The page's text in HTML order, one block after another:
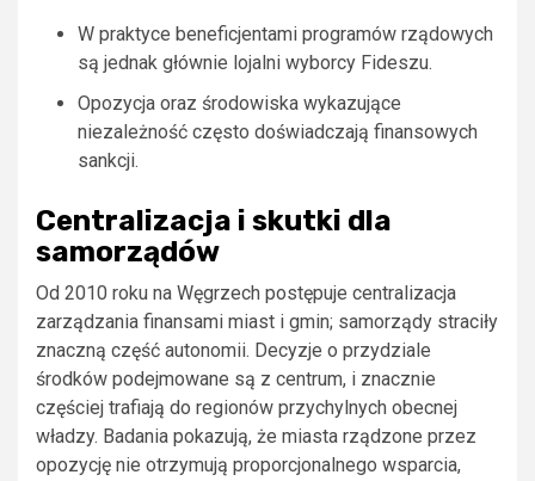
W praktyce beneficjentami programów rządowych
są jednak głównie lojalni wyborcy Fideszu.
Opozycja oraz środowiska wykazujące
niezależność często doświadczają finansowych
sankcji.
Centralizacja i skutki dla
samorządów
Od 2010 roku na Węgrzech postępuje centralizacja
zarządzania finansami miast i gmin; samorządy straciły
znaczną część autonomii. Decyzje o przydziale
środków podejmowane są z centrum, i znacznie
częściej trafiają do regionów przychylnych obecnej
władzy. Badania pokazują, że miasta rządzone przez
opozycję nie otrzymują proporcjonalnego wsparcia,